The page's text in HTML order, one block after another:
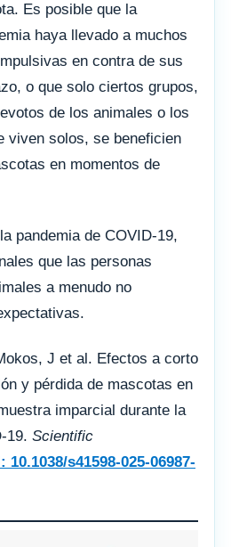
Es posible que la
haya llevado a muchos
en contra de sus
o que solo ciertos grupos,
de los animales o los
viven solos, se beneficien
en momentos de
pandemia de COVID-19,
que las personas
a menudo no
J et al. Efectos a corto
y pérdida de mascotas en
imparcial durante la
19. Scientific
10.1038/s41598-025-06987-